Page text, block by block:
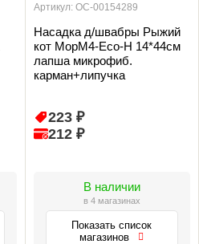
Артикул: ОС-00154289
Насадка д/швабры Рыжий
кот MopM4-Eco-Н 14*44см
лапша микрофиб.
карман+липучка
223 ₽
212 ₽
В наличии
в 4 магазинах
Показать список
магазинов